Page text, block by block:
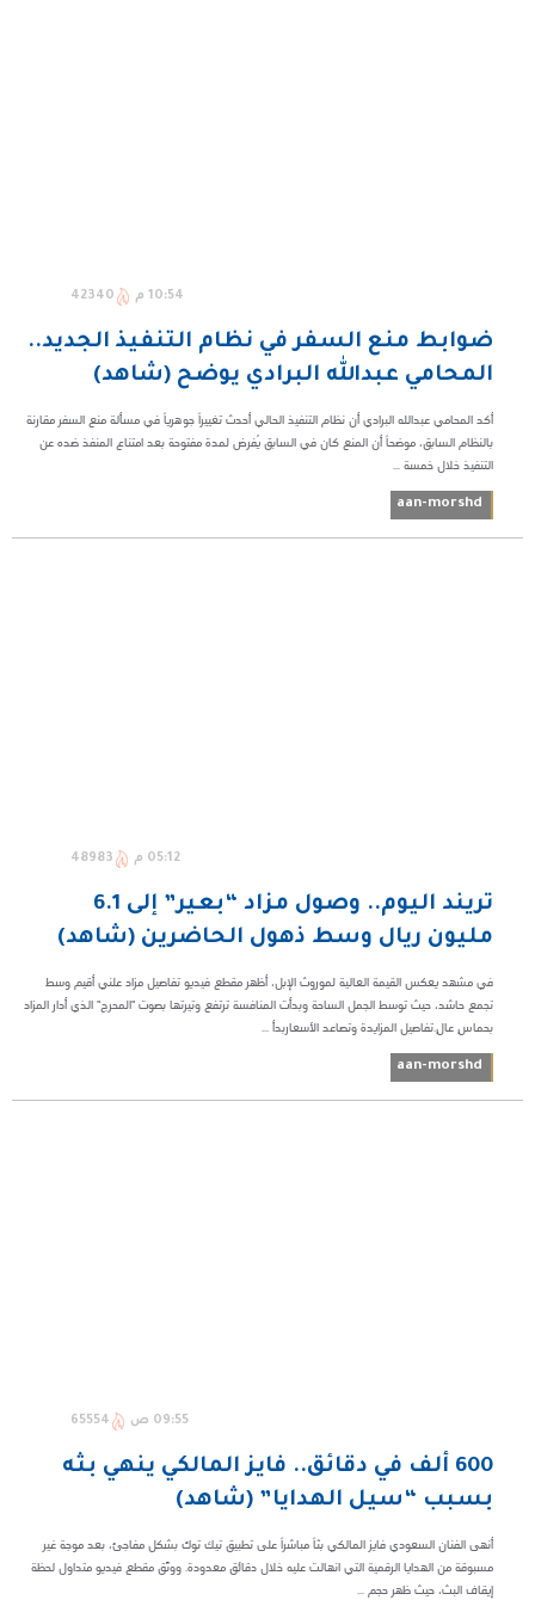
10:54 م 42340
ضوابط منع السفر في نظام التنفيذ الجديد..
المحامي عبدالله البرادي يوضح (شاهد)
أكد المحامي عبدالله البرادي أن نظام التنفيذ الحالي أحدث تغييراً جوهرياً في مسألة منع السفر مقارنة
بالنظام السابق، موضحاً أن المنع كان في السابق يُفرض لمدة مفتوحة بعد امتناع المنفذ ضده عن
التنفيذ خلال خمسة ...
aan-morshd
05:12 م 48983
​تريند اليوم.. وصول مزاد “بعير” إلى 6.1
مليون ريال وسط ذهول الحاضرين (شاهد)
في مشهد يعكس القيمة العالية لموروث الإبل، أظهر مقطع فيديو تفاصيل مزاد علني أقيم وسط
تجمع حاشد، حيث توسط الجمل الساحة وبدأت المنافسة ترتفع وتيرتها بصوت "المحرج" الذي أدار المزاد
بحماسٍ عالٍ.​تفاصيل المزايدة وتصاعد الأسعار​بدأ ...
aan-morshd
09:55 ص 65554
600 ألف في دقائق.. فايز المالكي ينهي بثه
بسبب “سيل الهدايا” (شاهد)
أنهى الفنان السعودي فايز المالكي بثاً مباشراً على تطبيق تيك توك بشكل مفاجئ، بعد موجة غير
مسبوقة من الهدايا الرقمية التي انهالت عليه خلال دقائق معدودة. ووثّق مقطع فيديو متداول لحظة
إيقاف البث، حيث ظهر حجم ...